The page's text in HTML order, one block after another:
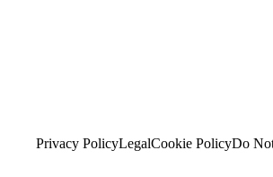
Privacy PolicyLegalCookie PolicyDo